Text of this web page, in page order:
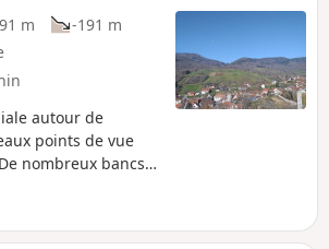
m
-191 m
autour de
points de vue
nombreux bancs
faune et la flore
parcours.